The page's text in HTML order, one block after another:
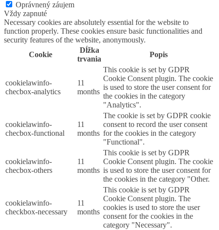
Oprávnený záujem
Vždy zapnuté
Necessary cookies are absolutely essential for the website to
function properly. These cookies ensure basic functionalities and
security features of the website, anonymously.
Cookie
Dĺžka
trvania
Popis
cookielawinfo-
checbox-analytics
11
months
This cookie is set by GDPR
Cookie Consent plugin. The cookie
is used to store the user consent for
the cookies in the category
"Analytics".
cookielawinfo-
checbox-functional
11
months
The cookie is set by GDPR cookie
consent to record the user consent
for the cookies in the category
"Functional".
cookielawinfo-
checbox-others
11
months
This cookie is set by GDPR
Cookie Consent plugin. The cookie
is used to store the user consent for
the cookies in the category "Other.
cookielawinfo-
checkbox-necessary
11
months
This cookie is set by GDPR
Cookie Consent plugin. The
cookies is used to store the user
consent for the cookies in the
category "Necessary".